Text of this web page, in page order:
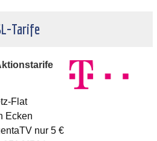
Tarife
Flat
Ecken
nur 5 €